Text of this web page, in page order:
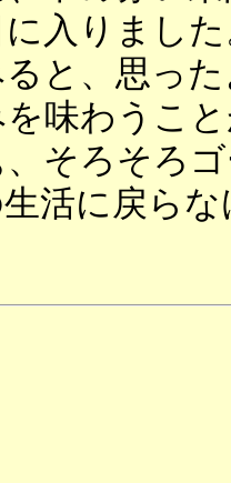
入りまし
と、思っ
味わうこ
そろそろ
活に戻らな